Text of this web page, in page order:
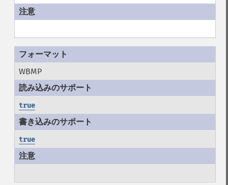
WBMP
true
true